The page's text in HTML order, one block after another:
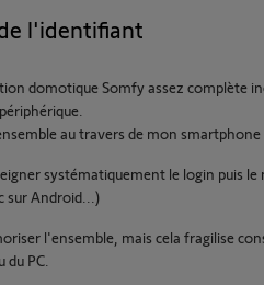
l'identifiant
domotique Somfy assez complète
au travers de mon smartphone
systématiquement le login puis le
sur Android...)
l'ensemble, mais cela fragilise
PC.